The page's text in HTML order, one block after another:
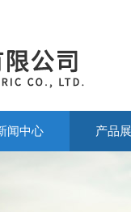
闻中心 产品